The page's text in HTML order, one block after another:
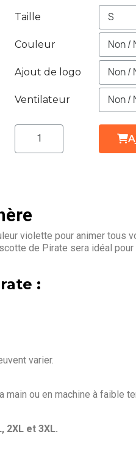
Taille
Couleur
Ajout de logo
Ventilateur
violette pour animer tous
de Pirate sera idéal
:
varier.
main ou en machine à faible
2XL et 3XL.